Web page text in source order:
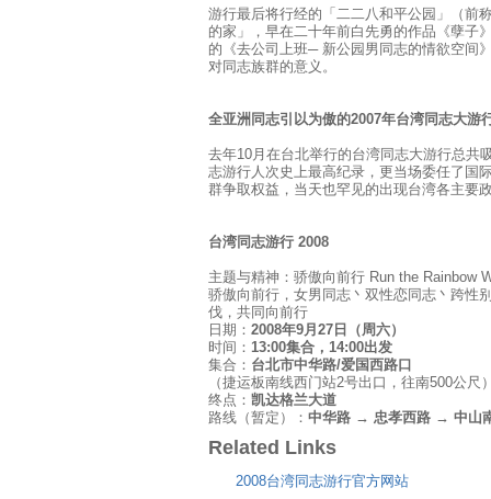
游行最后将行经的「二二八和平公园」（前
的家」，早在二十年前白先勇的作品《孽子
的《去公司上班─ 新公园男同志的情欲空间
对同志族群的意义。
全亚洲同志引以为傲的2007年台湾同志大游
去年10月在台北举行的台湾同志大游行总共
志游行人次史上最高纪录，更当场委任了国
群争取权益，当天也罕见的出现台湾各主要
台湾同志游行 2008
主题与精神：骄傲向前行 Run the Rainbow
骄傲向前行，女男同志丶双性恋同志丶跨性
伐，共同向前行
日期： 2008年9月27日（周六）
时间： 13:00集合，14:00出发
集合： 台北市中华路/爱国西路口
（捷运板南线西门站2号出口，往南500公尺
终点： 凯达格兰大道
路线（暂定）： 中华路 → 忠孝西路 → 中山
Related Links
2008台湾同志游行官方网站